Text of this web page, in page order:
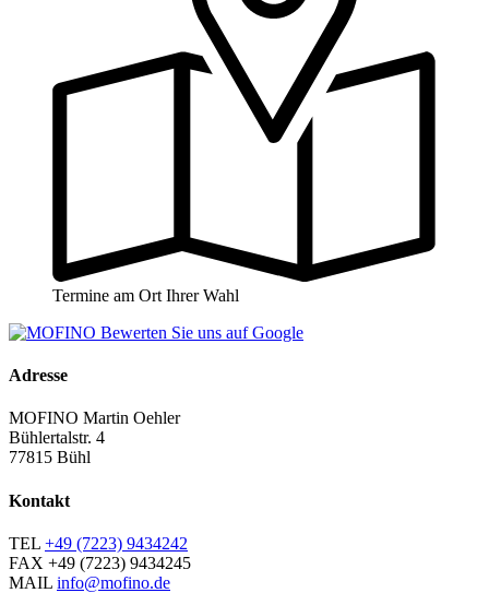
Termine am Ort Ihrer Wahl
Adresse
MOFINO Martin Oehler
Bühlertalstr. 4
77815 Bühl
Kontakt
TEL +49 (7223) 9434242
FAX +49 (7223) 9434245
MAIL info@mofino.de